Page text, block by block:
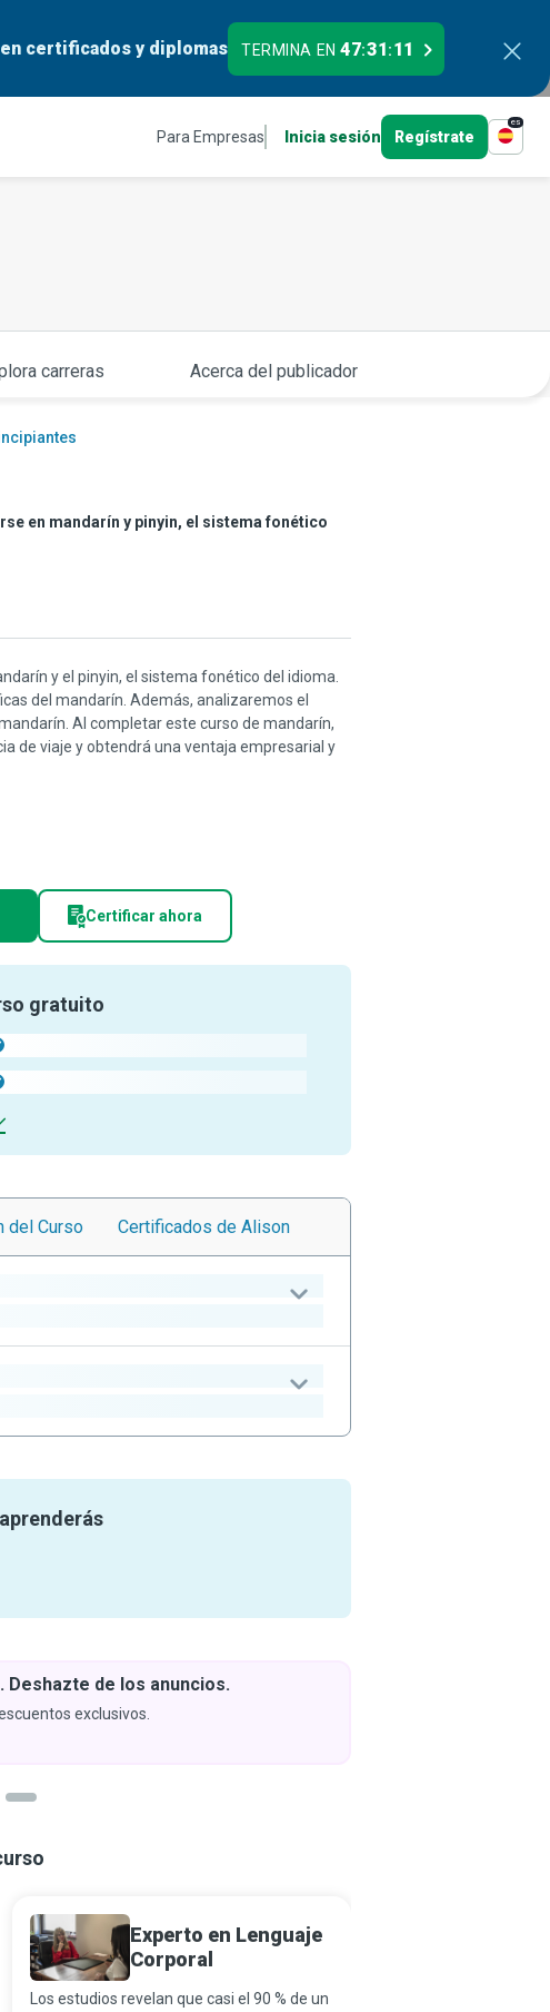
certificados y diplomas TERMINA EN47:31:10
Para Empresas Inicia sesión Regístrate
es
carreras Acerca del publicador
en mandarín y pinyin, el sistema fonético
y el pinyin, el sistema fonético del idioma.
del mandarín. Además, analizaremos el
Al completar este curso de mandarín,
de viaje y obtendrá una ventaja empresarial y
Certificar ahora
gratuito
del Curso Certificados de Alison
Deshazte de los anuncios.
exclusivos.
Experto en Lenguaje
Corporal
Los estudios revelan que casi el 90 % de un